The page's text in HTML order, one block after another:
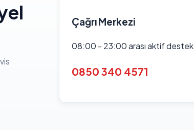
Çağrı Merkezi
08:00 - 23:00 arası aktif destek
0850 340 4571